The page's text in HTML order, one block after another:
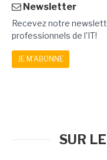
Newsletter
Recevez notre
professionnels de l'IT!
JE M'ABONNE
SUR